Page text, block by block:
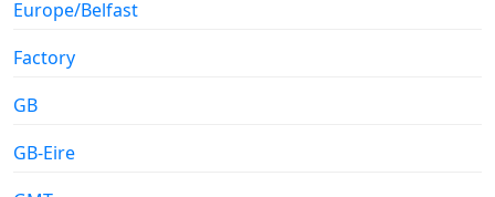
Europe/Belfast
Factory
GB
GB-Eire